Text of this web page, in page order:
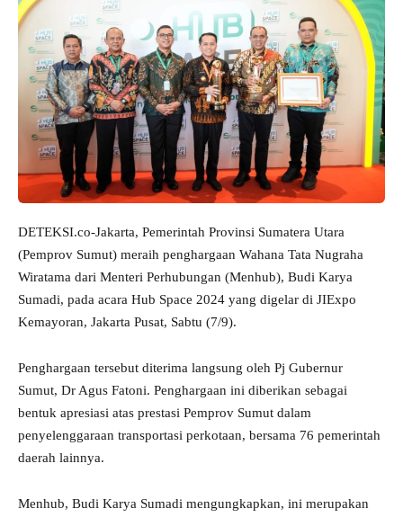
DETEKSI.co-Jakarta, Pemerintah Provinsi Sumatera Utara
(Pemprov Sumut) meraih penghargaan Wahana Tata Nugraha
Wiratama dari Menteri Perhubungan (Menhub), Budi Karya
Sumadi, pada acara Hub Space 2024 yang digelar di JIExpo
Kemayoran, Jakarta Pusat, Sabtu (7/9).
Penghargaan tersebut diterima langsung oleh Pj Gubernur
Sumut, Dr Agus Fatoni. Penghargaan ini diberikan sebagai
bentuk apresiasi atas prestasi Pemprov Sumut dalam
penyelenggaraan transportasi perkotaan, bersama 76 pemerintah
daerah lainnya.
Menhub, Budi Karya Sumadi mengungkapkan, ini merupakan